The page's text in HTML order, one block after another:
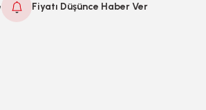
Fiyatı Düşünce Haber Ver